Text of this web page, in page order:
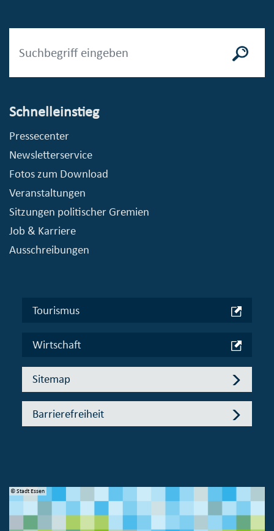
Schnelleinstieg
Pressecenter
Newsletterservice
Fotos zum Download
Veranstaltungen
Sitzungen politischer Gremien
Job & Karriere
Ausschreibungen
Tourismus
Wirtschaft
Sitemap
Barrierefreiheit
© Stadt Essen